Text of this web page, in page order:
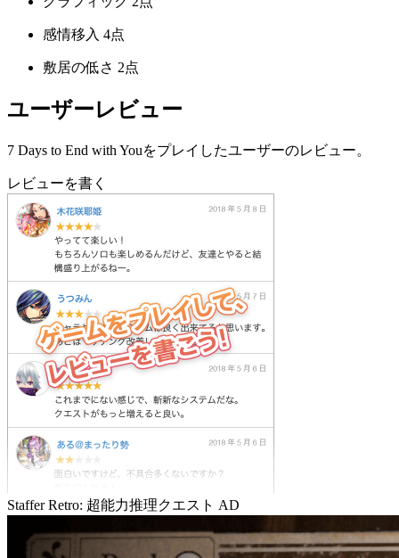
感情移入 4点
敷居の低さ 2点
ユーザーレビュー
7 Days to End with Youをプレイしたユーザーのレビュー。
レビューを書く
Staffer Retro: 超能力推理クエスト AD